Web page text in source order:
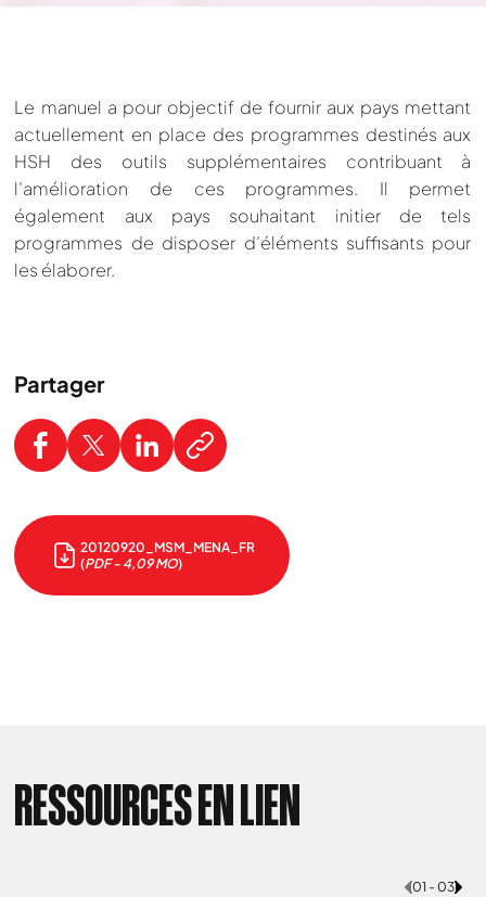
Le manuel a pour objectif de fournir aux pays mettant
actuellement en place des programmes destinés aux
HSH des outils supplémentaires contribuant à
l’amélioration de ces programmes. Il permet
également aux pays souhaitant initier de tels
programmes de disposer d’éléments suffisants pour
les élaborer.
Partager
20120920_MSM_MENA_FR
(PDF - 4,09 MO)
RESSOURCES EN LIEN
01 - 03